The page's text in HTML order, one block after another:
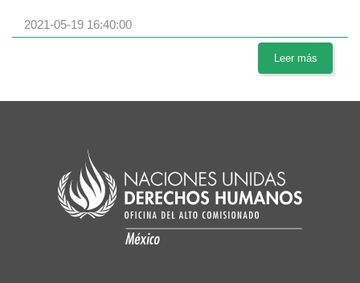
2021-05-19 16:40:00
Leer más